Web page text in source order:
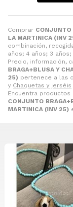
Comprar CONJUNTO
LA MARTINICA (INV
combinación,
años; 4 años; 3 años;
Precio, información,
BRAGA+BLUSA Y
25) pertenece a las
y Chaquetas y jerséis
Encuentra
CONJUNTO
MARTINICA (INV 25)